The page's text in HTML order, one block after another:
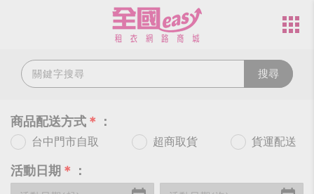
搜尋
商品配送方式 ＊ ：
台中門市自取 超商取貨 貨運配送
活動日期 ＊ ：